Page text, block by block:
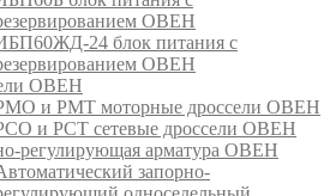
ОВЕН
24 блок питания с
ОВЕН
ОВЕН
и РМТ моторные дроссели ОВЕН
и РСТ сетевые дроссели ОВЕН
регулирующая арматура ОВЕН
запорно-